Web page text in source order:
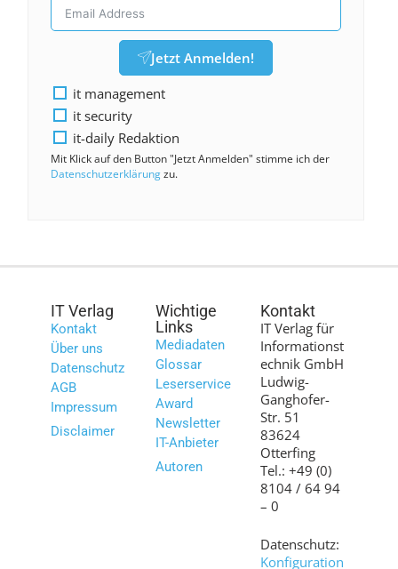
Jetzt Anmelden!
it management
it security
it-daily Redaktion
Mit Klick auf den Button "Jetzt Anmelden" stimme ich der
Datenschutzerklärungzu.
IT Verlag
Kontakt
Über uns
Datenschutz
AGB
Impressum
Disclaimer
Wichtige
Links
Mediadaten
Glossar
Leserservice
Award
Newsletter
IT-Anbieter
Autoren
Kontakt
IT Verlag für
Informationst
echnik GmbH
Ludwig-
Ganghofer-
Str. 51
83624
Otterfing
Tel.: +49 (0)
8104 / 64 94
– 0
Datenschutz:
Konfiguration